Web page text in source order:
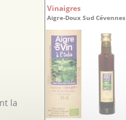
la
Vinaigres
Aigre-Doux Sud Cévennes